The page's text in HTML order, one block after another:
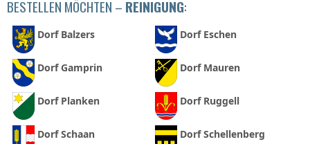
BESTELLEN MÖCHTEN – REINIGUNG:
Dorf Balzers Dorf Eschen
Dorf Gamprin Dorf Mauren
Dorf Planken Dorf Ruggell
Dorf Schaan Dorf Schellenberg